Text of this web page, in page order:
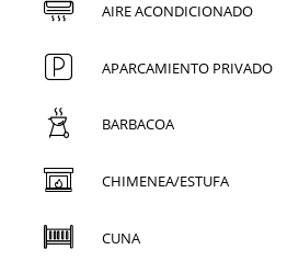
AIRE ACONDICIONADO
APARCAMIENTO PRIVADO
BARBACOA
CHIMENEA/ESTUFA
CUNA